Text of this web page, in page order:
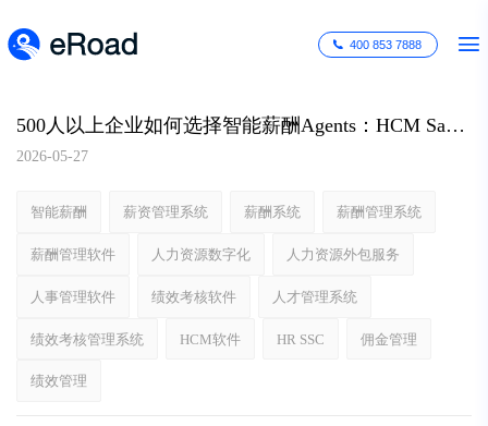
400 853 7888
500人以上企业如何选择智能薪酬Agents：HCM SaaS选型指南与AI薪酬管理实战
2026-05-27
智能薪酬 薪资管理系统 薪酬系统 薪酬管理系统
薪酬管理软件 人力资源数字化 人力资源外包服务
人事管理软件 绩效考核软件 人才管理系统
绩效考核管理系统 HCM软件 HR SSC 佣金管理
绩效管理